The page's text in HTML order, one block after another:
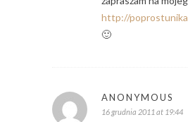
http://
🙂
ANONYMOUS
16 grudnia 2011 at 19:44